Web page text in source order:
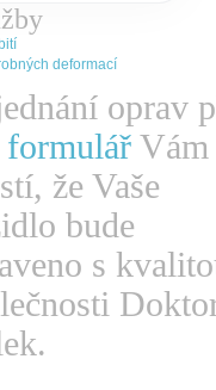
deformací
oprav
formulářVám
že Vaše
bude
s